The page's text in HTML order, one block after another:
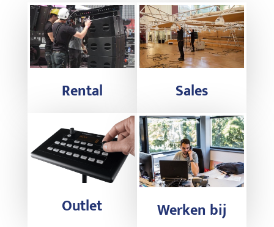
Rental Sales
Outlet Werken bij